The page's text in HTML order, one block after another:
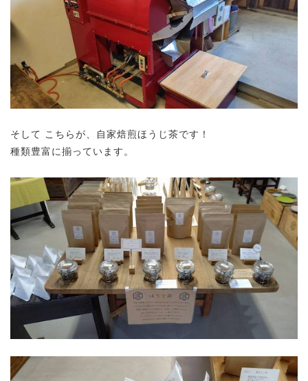
そして こちらが、自家焙煎ほうじ茶です！
種類豊富に揃っています。